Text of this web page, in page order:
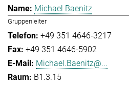
Michael Baenitz
Gruppenleiter
+49 351 4646-3217
+49 351 4646-5902
Michael.Baenitz@...
B1.3.15